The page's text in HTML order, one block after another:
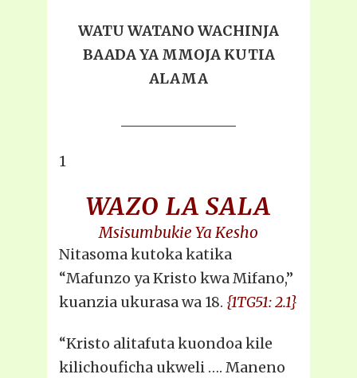
WATU WATANO WACHINJA
BAADA YA MMOJA KUTIA
ALAMA
1
WAZO LA SALA
Msisumbukie Ya Kesho
Nitasoma kutoka katika
“Mafunzo ya Kristo kwa Mifano,”
kuanzia ukurasa wa 18. {1TG51: 2.1}
“Kristo alitafuta kuondoa kile
kilichouficha ukweli …. Maneno